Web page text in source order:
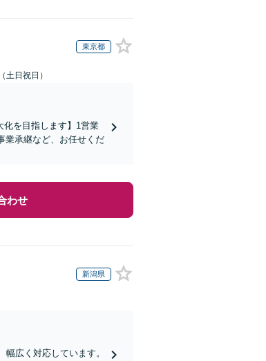
東京都
土日祝日）
化を目指します】1営業
業承継など、お任せくだ
わせ
新潟県
広く対応しています。